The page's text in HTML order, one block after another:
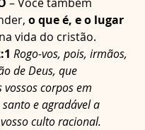
o que é, e o lugar
vida do cristão.
Rogo-vos, pois, irmãos,
de Deus, que
vossos corpos em
e agradável a
culto racional.